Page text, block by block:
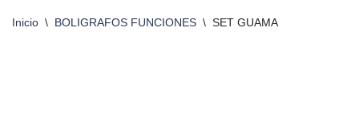
Inicio \ BOLIGRAFOS FUNCIONES \ SET GUAMA